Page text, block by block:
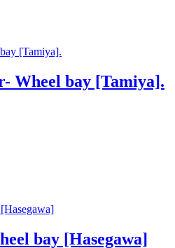
Wheel bay [Tamiya].
bay [Hasegawa]